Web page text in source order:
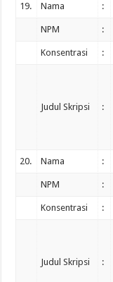
19. Nama :
NPM :
Konsentrasi :
Judul Skripsi :
20. Nama :
NPM :
Konsentrasi :
Judul Skripsi :